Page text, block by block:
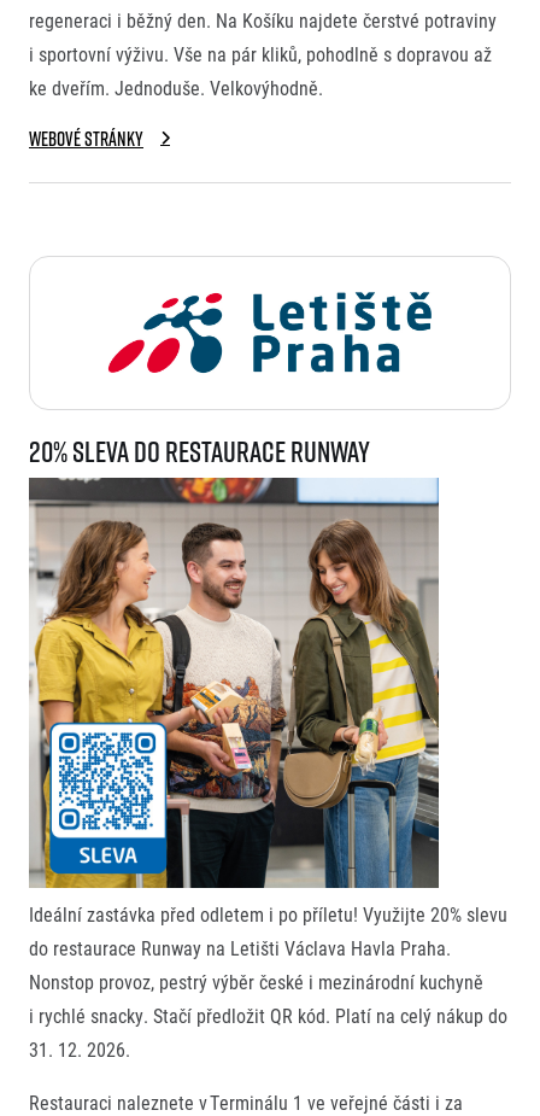
regeneraci i běžný den. Na Košíku najdete čerstvé potraviny
i sportovní výživu. Vše na pár kliků, pohodlně s dopravou až
ke dveřím. Jednoduše. Velkovýhodně.
Webové stránky
20% sleva do restaurace Runway
Ideální zastávka před odletem i po příletu! Využijte 20% slevu
do restaurace Runway na Letišti Václava Havla Praha.
Nonstop provoz, pestrý výběr české i mezinárodní kuchyně
i rychlé snacky. Stačí předložit QR kód. Platí na celý nákup do
31. 12. 2026.
Restauraci naleznete v Terminálu 1 ve veřejné části i za